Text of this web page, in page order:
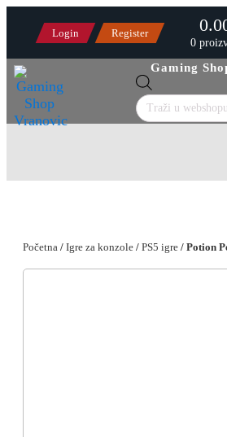
Login Register
0
Gaming
search
Početna / Igre za konzole / PS5 igre / Potion